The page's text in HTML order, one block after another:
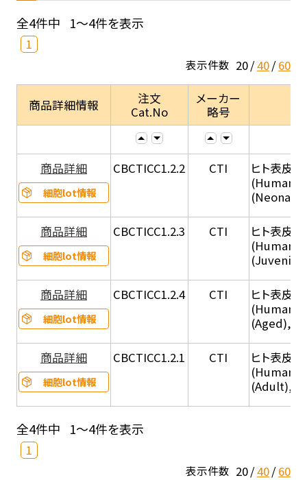
全4件中 1～4件を表示
1
表示件数 20 40 60
商品詳細情報
注文
Cat.No
メーカー
略号
商品詳細
細胞lot情報
CBCTICC1.2.2 CTI
ヒト表皮
(Human
商品詳細
細胞lot情報
CBCTICC1.2.3 CTI
ヒト表皮
(Human
商品詳細
細胞lot情報
CBCTICC1.2.4 CTI
ヒト表皮
(Human
(Aged),
商品詳細
細胞lot情報
CBCTICC1.2.1 CTI
ヒト表皮
(Human
(Adult),
全4件中 1～4件を表示
1
表示件数 20 40 60